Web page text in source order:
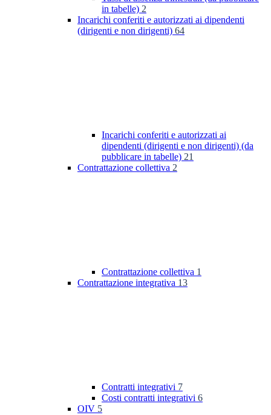
in tabelle) 2
Incarichi conferiti e autorizzati ai dipendenti
(dirigenti e non dirigenti) 64
Incarichi conferiti e autorizzati ai
dipendenti (dirigenti e non dirigenti) (da
pubblicare in tabelle) 21
Contrattazione collettiva 2
Contrattazione collettiva 1
Contrattazione integrativa 13
Contratti integrativi 7
Costi contratti integrativi 6
OIV 5